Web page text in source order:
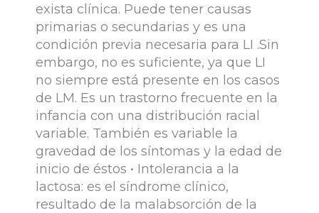
exista clínica. Puede tener causas
primarias o secundarias y es una
condición previa necesaria para LI .Sin
embargo, no es suficiente, ya que LI
no siempre está presente en los casos
de LM. Es un trastorno frecuente en la
infancia con una distribución racial
variable. También es variable la
gravedad de los síntomas y la edad de
inicio de éstos • Intolerancia a la
lactosa: es el síndrome clínico,
resultado de la malabsorción de la